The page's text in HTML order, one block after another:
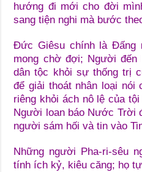
hướng đi mới cho đời
sang tiện nghi mà bước
Đức Giêsu chính là Đấng
mong chờ đợi; Người đến
dân tộc khỏi sự thống trị
để giải thoát nhân loại nói
riêng khỏi ách nô lệ của
Người loan báo Nước Trời
người sám hối và tin vào
Những người Pha-ri-sêu
tính ích kỷ, kiêu căng; họ